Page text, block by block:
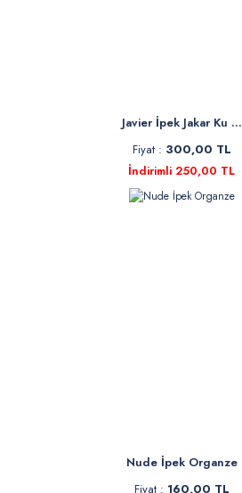
Javier İpek Jakar Ku ...
Fiyat : 300,00 TL
İndirimli 250,00 TL
Nude İpek Organze
Fiyat : 160,00 TL